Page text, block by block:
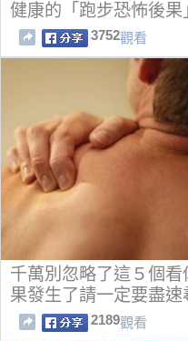
健康的「跑步恐怖後果
3752觀看
千萬別忽略了這５個
果發生了請一定要盡速
2189觀看